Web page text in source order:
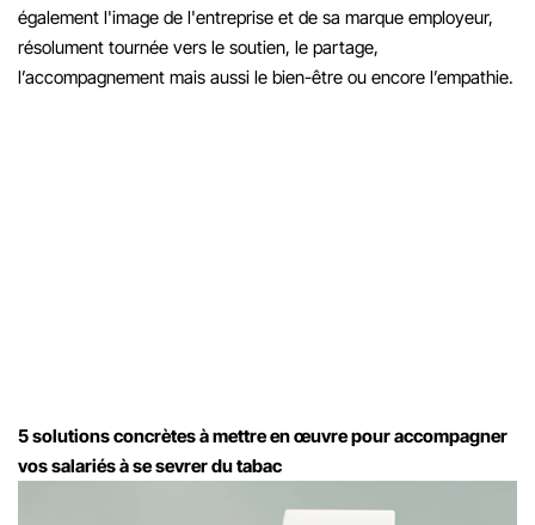
également l'image de l'entreprise et de sa marque employeur,
résolument tournée vers le soutien, le partage,
l’accompagnement mais aussi le bien-être ou encore l’empathie.
5 solutions concrètes à mettre en œuvre pour accompagner
vos salariés à se sevrer du tabac